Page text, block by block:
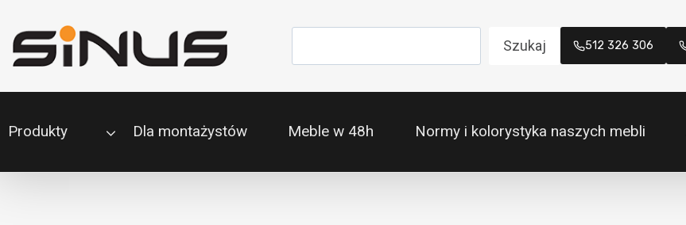
do
treści
Szukaj 512 326 306
Produkty Dla montażystów Meble w 48h Normy i kolorystyka naszych mebli